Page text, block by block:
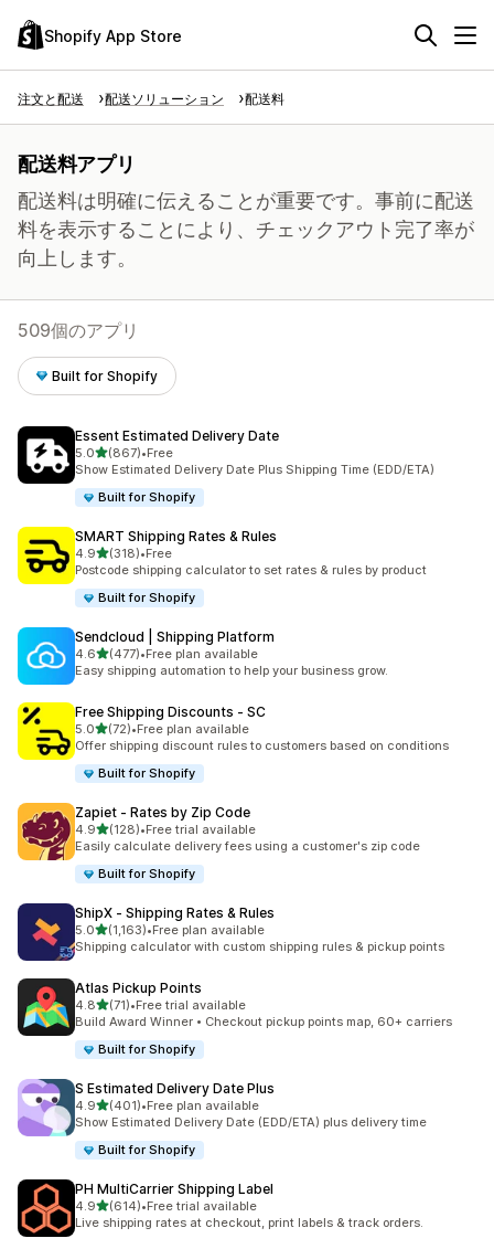
Shopify App Store
注文と配送 配送ソリューション 配送料
配送料アプリ
配送料は明確に伝えることが重要です。事前に配送
料を表示することにより、チェックアウト完了率が
向上します。
509個のアプリ
Built for Shopify
Essent Estimated Delivery Date
5.05つ星中
(867)
合計レビュー数：867件
•Free
Show Estimated Delivery Date Plus Shipping Time (EDD/ETA)
Built for Shopify
SMART Shipping Rates & Rules
4.95つ星中
(318)
合計レビュー数：318件
•Free
Postcode shipping calculator to set rates & rules by product
Built for Shopify
Sendcloud | Shipping Platform
4.65つ星中
(477)
合計レビュー数：477件
•Free plan available
Easy shipping automation to help your business grow.
Free Shipping Discounts ‑ SC
5.05つ星中
(72)
合計レビュー数：72件
•Free plan available
Offer shipping discount rules to customers based on conditions
Built for Shopify
Zapiet ‑ Rates by Zip Code
4.95つ星中
(128)
合計レビュー数：128件
•Free trial available
Easily calculate delivery fees using a customer's zip code
Built for Shopify
ShipX ‑ Shipping Rates & Rules
5.05つ星中
(1,163)
合計レビュー数：1163件
•Free plan available
Shipping calculator with custom shipping rules & pickup points
Atlas Pickup Points
4.85つ星中
(71)
合計レビュー数：71件
•Free trial available
Build Award Winner • Checkout pickup points map, 60+ carriers
Built for Shopify
S Estimated Delivery Date Plus
4.95つ星中
(401)
合計レビュー数：401件
•Free plan available
Show Estimated Delivery Date (EDD/ETA) plus delivery time
Built for Shopify
PH MultiCarrier Shipping Label
4.95つ星中
(614)
合計レビュー数：614件
•Free trial available
Live shipping rates at checkout, print labels & track orders.